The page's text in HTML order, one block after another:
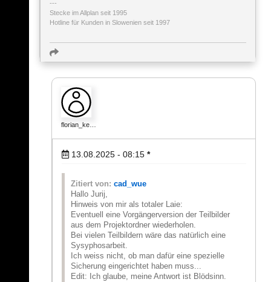
Stecke im Allplan seit 1995
Hotline für Kunden in Slowenien seit 1997
florian_ke…
13.08.2025 - 08:15 *
Zitiert von: cad_wue
Hallo Jurij,
Hinweis von mir als totaler Laie:
Eventuell eine Vorgängerversion der Teilbilder
aus dem Projektordner wiederholen.
Bei vielen Teilbildern wäre das natürlich eine
Sysyphosarbeit.
Ich weiss nicht, ob man dafür eine spezielle
Sicherung eingerichtet haben muss...
Edit: Ich glaube, meine Antwort ist Blödsinn.